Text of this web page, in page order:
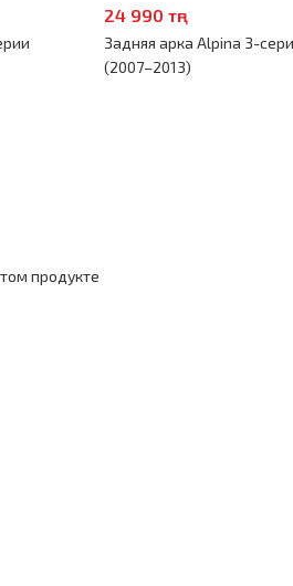
24 990 тңг
Задняя арка Alpina 3-
(2007–2013)
продукте